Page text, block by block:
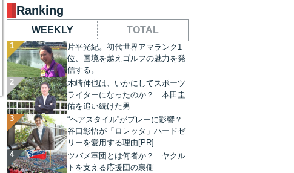
Ranking
WEEKLY TOTAL
片平光紀。初代世界アマランク1
位、国境を越えゴルフの魅力を発
信する。
木崎伸也は、いかにしてスポーツ
ライターになったのか？ 本田圭
佑を追い続けた男
“ヘアスタイル”がプレーに影響？
谷口彰悟が「ロレッタ」ハードゼ
リーを愛用する理由[PR]
ツバメ軍団とは何者か？ ヤクル
トを支える応援団の裏側